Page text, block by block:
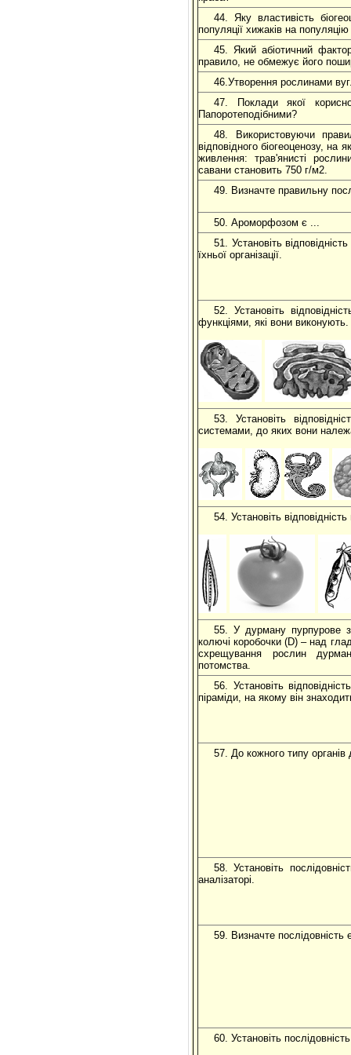
44. Яку властивість
популяції хижаків на популяцію
45. Який абіотичний
правило, не обмежує його
46.Утворення рослинами
47. Поклади якої
Папоротеподібними?
48. Використовуючи
відповідного біогеоценозу,
живлення: трав'янисті
савани становить 750 г/м2.
49. Визначте правильну
50. Ароморфозом є ...
51. Установіть
їхньої організації.
52. Установіть
функціями, які вони виконують.
53. Установіть
системами, до яких вони
54. Установіть
55. У дурману пурпурове
колючі коробочки (D) – над
схрещування рослин
потомства.
56. Установіть
піраміди, на якому він
57. До кожного типу органів
58. Установіть
аналізаторі.
59. Визначте послідовність
60. Установіть